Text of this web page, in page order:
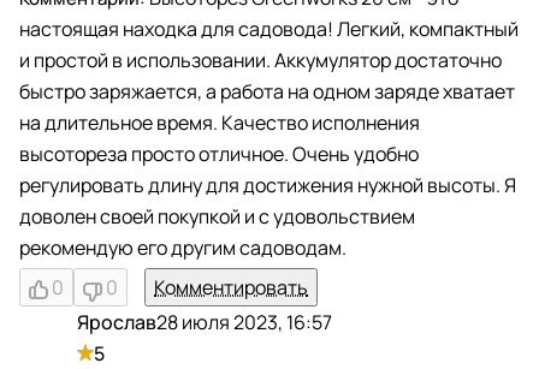
настоящая находка для садовода! Легкий, компактный
и простой в использовании. Аккумулятор достаточно
быстро заряжается, а работа на одном заряде хватает
на длительное время. Качество исполнения
высотореза просто отличное. Очень удобно
регулировать длину для достижения нужной высоты. Я
доволен своей покупкой и с удовольствием
рекомендую его другим садоводам.
0
0
Комментировать
Ярослав28 июля 2023, 16:57
5